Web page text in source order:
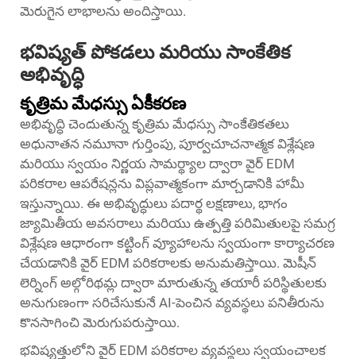
మెరుగైన లాభాలను అందిస్తాయి.
భవిష్యత్ పోకడలు మరియు సాంకేతిక
అభివృద్ధి
కృత్రిమ మేధస్సు ఏకీకరణ
అభివృద్ధి చెందుతున్న కృత్రిమ మేధస్సు సాంకేతికతలు
అధునాతన నమూనా గుర్తింపు, పూర్వచూచనాత్మక విశ్లేషణ
మరియు స్వయం నిర్ణయ సామర్థ్యాల ద్వారా వైర్ EDM
పరికరాల ఆపరేషన్లను విప్లవాత్మకంగా మార్చడానికి హామీ
ఇస్తున్నాయి. ఈ అభివృద్ధులు పదార్థ లక్షణాలు, భాగం
జ్యామితీయ అవసరాలు మరియు ఉత్పత్తి పరిమితులపై సమగ్ర
విశ్లేషణ ఆధారంగా కట్టింగ్ వ్యూహాలను స్వయంగా కార్యాచరణ
చేయడానికి వైర్ EDM పరికరాలకు అనుమతిస్తాయి. మెషీన్
లెర్నింగ్ అల్గోరిథమ్ల ద్వారా మారుతున్న తయారీ పరిస్థితులకు
అనుగుణంగా సరిచేసుకునే AI-పెంచిన వ్యవస్థలు పనితీరును
కొనసాగించి మెరుగుపరుస్తాయి.
భవిష్యత్తులోని వైర్ EDM పరికరాల వ్యవస్థలు స్వయంచాలక